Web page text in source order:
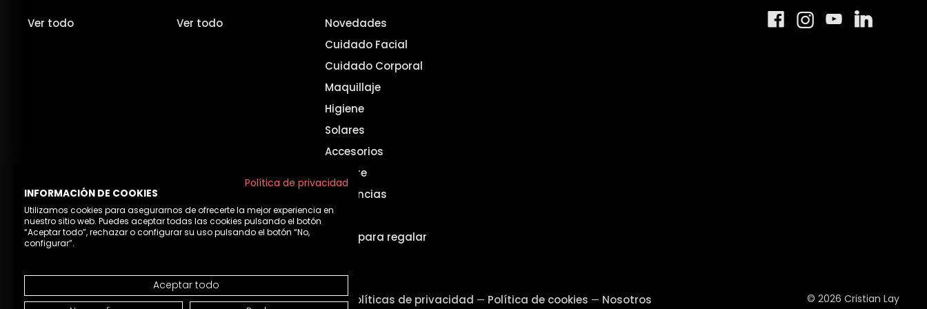
Ver todo Ver todo
Novedades
Cuidado Facial
Cuidado Corporal
Maquillaje
Higiene
Solares
Accesorios
Hombre
Fragancias
Set
Ideas para regalar
Aviso legal — Políticas de privacidad — Política de cookies — Nosotros © 2026 Cristian Lay
Política de privacidad
INFORMACIÓN DE COOKIES
Utilizamos cookies para asegurarnos de ofrecerte la mejor experiencia en
nuestro sitio web. Puedes aceptar todas las cookies pulsando el botón
“Aceptar todo”, rechazar o configurar su uso pulsando el botón “No,
configurar”.
Aceptar todo